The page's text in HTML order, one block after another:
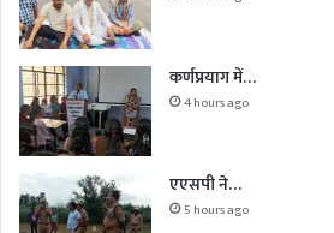
कर्णप्रयाग में…
4 hours ago
एएसपी ने…
5 hours ago